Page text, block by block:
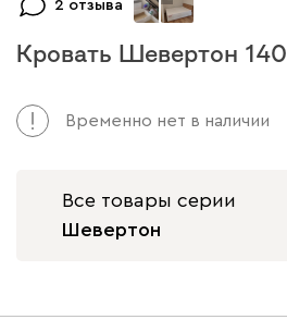
2 отзыва
Кровать Шевертон 140
Временно нет в наличии
Все товары серии
Шевертон